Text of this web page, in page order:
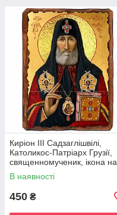
Киріон III Садзаглішвілі,
Католикос-Патріарх Грузії,
священномученик, ікона на
дереві 130х170 мм (П-4544-
1)
В наявності
450 ₴